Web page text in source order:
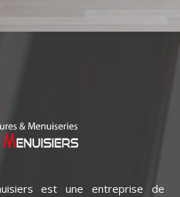
est une entreprise de